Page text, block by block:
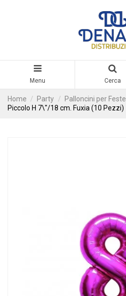
Menu Cerca
Home Party Palloncini per Feste
Piccolo H 7\"/18 cm. Fuxia (10 Pezzi)